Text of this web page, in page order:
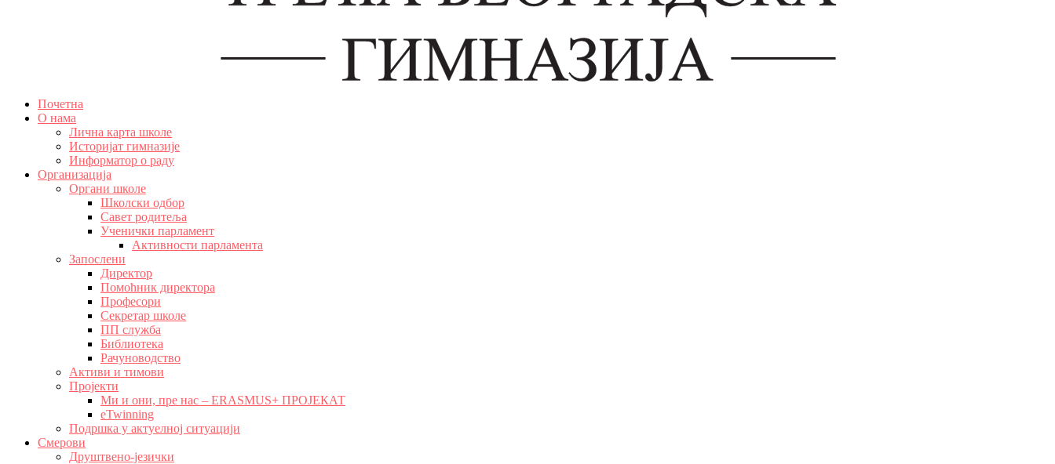
Почетна
О нама
Лична карта школе
Историјат гимназије
Информатор о раду
Организација
Органи школе
Школски одбор
Савет родитеља
Ученички парламент
Активности парламента
Запослени
Директор
Помоћник директора
Професори
Секретар школе
ПП служба
Библиотека
Рачуноводство
Активи и тимови
Пројекти
Ми и они, пре нас – ERASMUS+ ПРОЈЕКАТ
eTwinning
Подршка у актуелној ситуацији
Смерови
Друштвено-језички